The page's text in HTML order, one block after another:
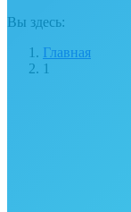
Вы здесь:
Главная
1